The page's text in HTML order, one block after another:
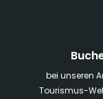
bei unseren
Tourismus-